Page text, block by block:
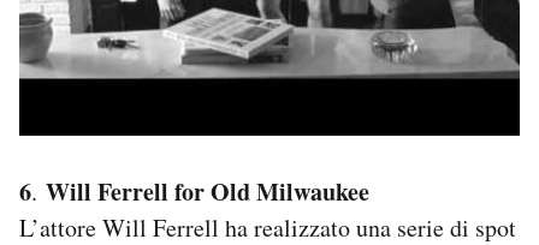
6. Will Ferrell for Old Milwaukee
L’attore Will Ferrell ha realizzato una serie di spot